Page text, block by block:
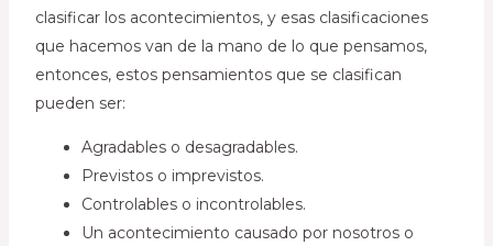
clasificar los acontecimientos, y esas clasificaciones
que hacemos van de la mano de lo que pensamos,
entonces, estos pensamientos que se clasifican
pueden ser:
Agradables o desagradables.
Previstos o imprevistos.
Controlables o incontrolables.
Un acontecimiento causado por nosotros o